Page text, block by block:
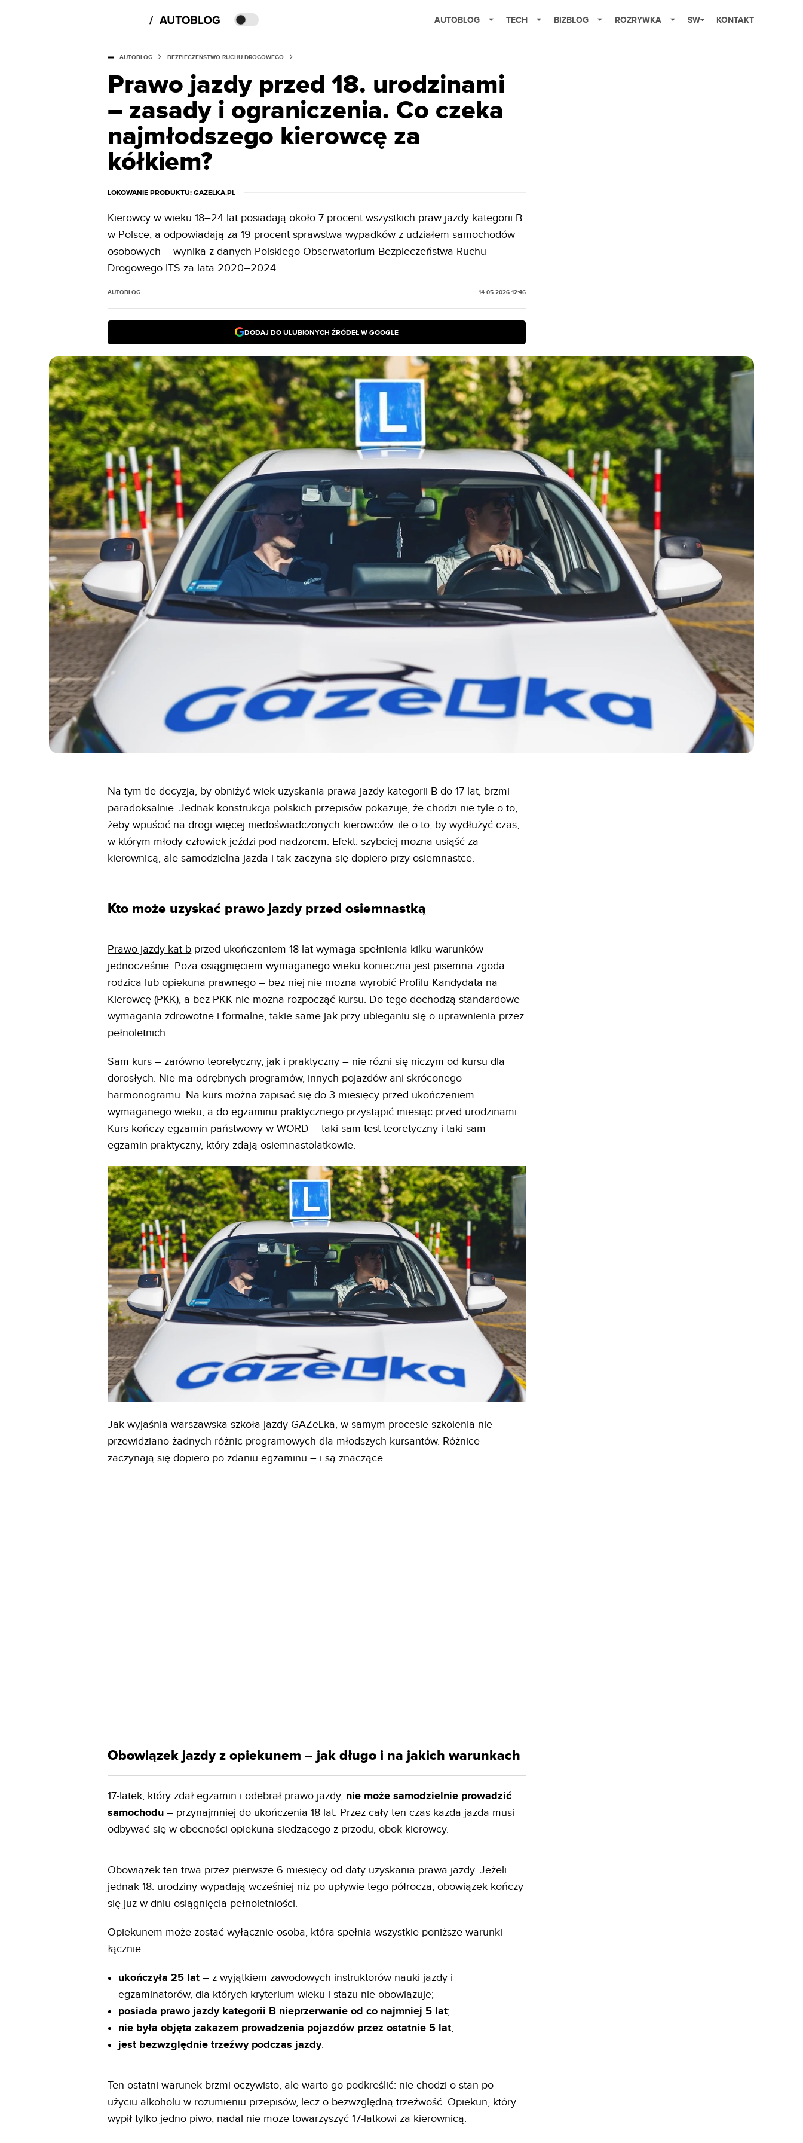
AUTOBLOG TECH BIZBLOG ROZRYWKA SW+ KONTAKT
AUTOBLOG BEZPIECZEŃSTWO RUCHU DROGOWEGO
Prawo jazdy przed 18. urodzinami
– zasady i ograniczenia. Co czeka
najmłodszego kierowcę za
kółkiem?
LOKOWANIE PRODUKTU: GAZELKA.PL
Kierowcy w wieku 18–24 lat posiadają około 7 procent wszystkich praw jazdy kategorii B
w Polsce, a odpowiadają za 19 procent sprawstwa wypadków z udziałem samochodów
osobowych – wynika z danych Polskiego Obserwatorium Bezpieczeństwa Ruchu
Drogowego ITS za lata 2020–2024.
AUTOBLOG 14.05.2026 12:46
DODAJ DO ULUBIONYCH ŹRÓDEŁ W GOOGLE
Na tym tle decyzja, by obniżyć wiek uzyskania prawa jazdy kategorii B do 17 lat, brzmi
paradoksalnie. Jednak konstrukcja polskich przepisów pokazuje, że chodzi nie tyle o to,
żeby wpuścić na drogi więcej niedoświadczonych kierowców, ile o to, by wydłużyć czas,
w którym młody człowiek jeździ pod nadzorem. Efekt: szybciej można usiąść za
kierownicą, ale samodzielna jazda i tak zaczyna się dopiero przy osiemnastce.
Kto może uzyskać prawo jazdy przed osiemnastką
Prawo jazdy kat b przed ukończeniem 18 lat wymaga spełnienia kilku warunków
jednocześnie. Poza osiągnięciem wymaganego wieku konieczna jest pisemna zgoda
rodzica lub opiekuna prawnego – bez niej nie można wyrobić Profilu Kandydata na
Kierowcę (PKK), a bez PKK nie można rozpocząć kursu. Do tego dochodzą standardowe
wymagania zdrowotne i formalne, takie same jak przy ubieganiu się o uprawnienia przez
pełnoletnich.
Sam kurs – zarówno teoretyczny, jak i praktyczny – nie różni się niczym od kursu dla
dorosłych. Nie ma odrębnych programów, innych pojazdów ani skróconego
harmonogramu. Na kurs można zapisać się do 3 miesięcy przed ukończeniem
wymaganego wieku, a do egzaminu praktycznego przystąpić miesiąc przed urodzinami.
Kurs kończy egzamin państwowy w WORD – taki sam test teoretyczny i taki sam
egzamin praktyczny, który zdają osiemnastolatkowie.
Jak wyjaśnia warszawska szkoła jazdy GAZeLka, w samym procesie szkolenia nie
przewidziano żadnych różnic programowych dla młodszych kursantów. Różnice
zaczynają się dopiero po zdaniu egzaminu – i są znaczące.
Obowiązek jazdy z opiekunem – jak długo i na jakich warunkach
17-latek, który zdał egzamin i odebrał prawo jazdy, nie może samodzielnie prowadzić
samochodu – przynajmniej do ukończenia 18 lat. Przez cały ten czas każda jazda musi
odbywać się w obecności opiekuna siedzącego z przodu, obok kierowcy.
Obowiązek ten trwa przez pierwsze 6 miesięcy od daty uzyskania prawa jazdy. Jeżeli
jednak 18. urodziny wypadają wcześniej niż po upływie tego półrocza, obowiązek kończy
się już w dniu osiągnięcia pełnoletniości.
Opiekunem może zostać wyłącznie osoba, która spełnia wszystkie poniższe warunki
łącznie:
ukończyła 25 lat – z wyjątkiem zawodowych instruktorów nauki jazdy i
egzaminatorów, dla których kryterium wieku i stażu nie obowiązuje;
posiada prawo jazdy kategorii B nieprzerwanie od co najmniej 5 lat;
nie była objęta zakazem prowadzenia pojazdów przez ostatnie 5 lat;
jest bezwzględnie trzeźwy podczas jazdy.
Ten ostatni warunek brzmi oczywisto, ale warto go podkreślić: nie chodzi o stan po
użyciu alkoholu w rozumieniu przepisów, lecz o bezwzględną trzeźwość. Opiekun, który
wypił tylko jedno piwo, nadal nie może towarzyszyć 17-latkowi za kierownicą.